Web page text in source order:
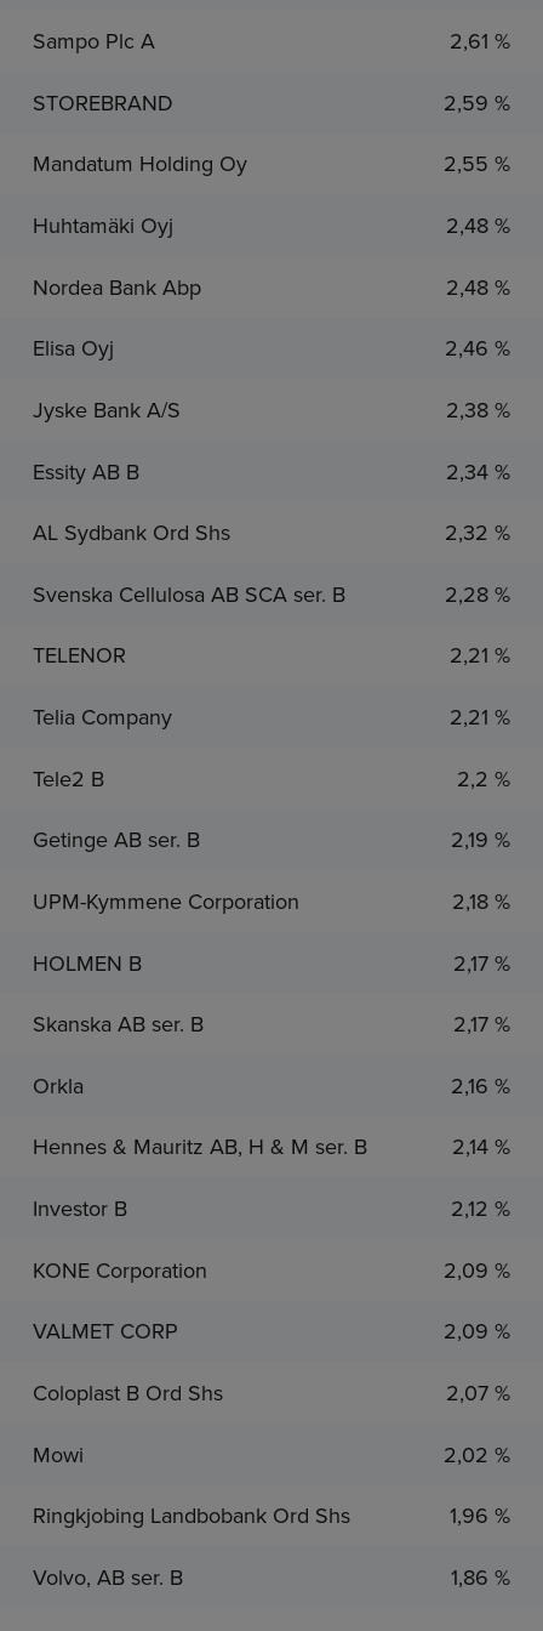
Sampo Plc A 2,61 %
STOREBRAND 2,59 %
Mandatum Holding Oy 2,55 %
Huhtamäki Oyj 2,48 %
Nordea Bank Abp 2,48 %
Elisa Oyj 2,46 %
Jyske Bank A/S 2,38 %
Essity AB B 2,34 %
AL Sydbank Ord Shs 2,32 %
Svenska Cellulosa AB SCA ser. B 2,28 %
TELENOR 2,21 %
Telia Company 2,21 %
Tele2 B 2,2 %
Getinge AB ser. B 2,19 %
UPM-Kymmene Corporation 2,18 %
HOLMEN B 2,17 %
Skanska AB ser. B 2,17 %
Orkla 2,16 %
Hennes & Mauritz AB, H & M ser. B 2,14 %
Investor B 2,12 %
KONE Corporation 2,09 %
VALMET CORP 2,09 %
Coloplast B Ord Shs 2,07 %
Mowi 2,02 %
Ringkjobing Landbobank Ord Shs 1,96 %
Volvo, AB ser. B 1,86 %